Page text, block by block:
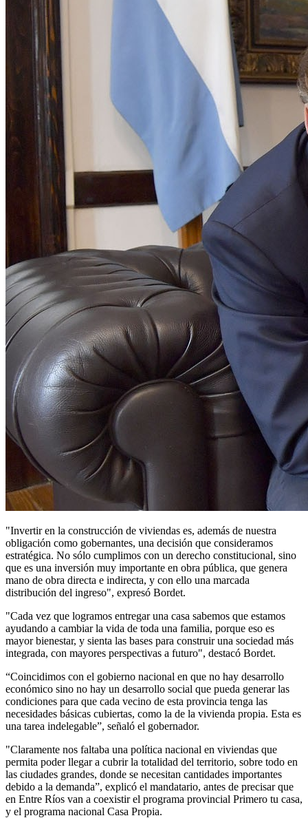
"Invertir en la construcción de viviendas es, además de nuestra
obligación como gobernantes, una decisión que consideramos
estratégica. No sólo cumplimos con un derecho constitucional, sino
que es una inversión muy importante en obra pública, que genera
mano de obra directa e indirecta, y con ello una marcada
distribución del ingreso", expresó Bordet.
"Cada vez que logramos entregar una casa sabemos que estamos
ayudando a cambiar la vida de toda una familia, porque eso es
mayor bienestar, y sienta las bases para construir una sociedad más
integrada, con mayores perspectivas a futuro", destacó Bordet.
“Coincidimos con el gobierno nacional en que no hay desarrollo
económico sino no hay un desarrollo social que pueda generar las
condiciones para que cada vecino de esta provincia tenga las
necesidades básicas cubiertas, como la de la vivienda propia. Esta es
una tarea indelegable”, señaló el gobernador.
"Claramente nos faltaba una política nacional en viviendas que
permita poder llegar a cubrir la totalidad del territorio, sobre todo en
las ciudades grandes, donde se necesitan cantidades importantes
debido a la demanda”, explicó el mandatario, antes de precisar que
en Entre Ríos van a coexistir el programa provincial Primero tu casa,
y el programa nacional Casa Propia.